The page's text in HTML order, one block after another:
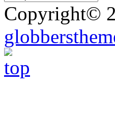
Copyright©